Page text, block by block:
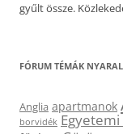
gyűlt össze.
FÓRUM TÉMÁK
Anglia apartmanok
borvidék